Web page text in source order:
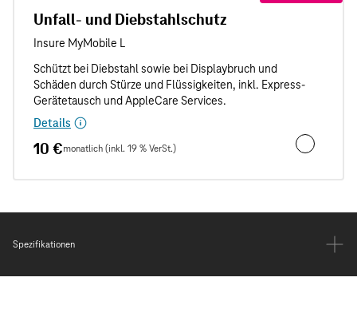
Unfall- und Diebstahlschutz
Details
10 €monatlich (inkl. 19 % VerSt.) Unfall- und
Spezifikationen